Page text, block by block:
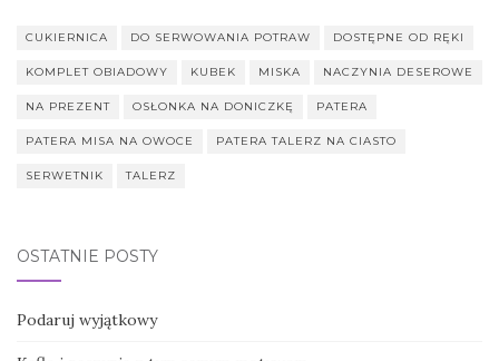
CUKIERNICA DO SERWOWANIA POTRAW DOSTĘPNE OD RĘKI
KOMPLET OBIADOWY KUBEK MISKA NACZYNIA DESEROWE
NA PREZENT OSŁONKA NA DONICZKĘ PATERA
PATERA MISA NA OWOCE PATERA TALERZ NA CIASTO
SERWETNIK TALERZ
OSTATNIE POSTY
Podaruj wyjątkowy